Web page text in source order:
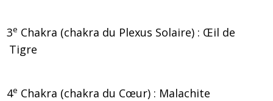
3e Chakra (chakra du Plexus Solaire) : Œil de
Tigre
4e Chakra (chakra du Cœur) : Malachite